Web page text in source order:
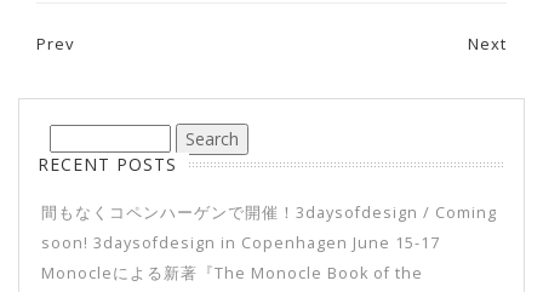
Prev Next
RECENT POSTS
間もなくコペンハーゲンで開催！3daysofdesign / Coming
soon! 3daysofdesign in Copenhagen June 15-17
Monocleによる新著『The Monocle Book of the